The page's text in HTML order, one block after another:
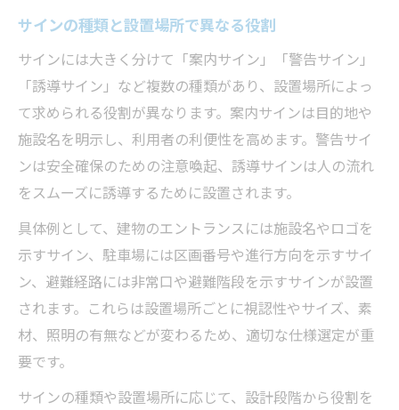
サイン工事の法定耐用年数と耐久性の基本
サインの耐用年数を考慮した工事計画のコ
サイン法定耐用年数の判定基準と実務例
サイン耐用年数を意識した維持管理の重要
性
サイン工事後の管理と耐用年数の関係性
サインの種類と設置場所で異なる役割
サインには大きく分けて「案内サイン」「警告サイン」
「誘導サイン」など複数の種類があり、設置場所によっ
て求められる役割が異なります。案内サインは目的地や
施設名を明示し、利用者の利便性を高めます。警告サイ
ンは安全確保のための注意喚起、誘導サインは人の流れ
をスムーズに誘導するために設置されます。
具体例として、建物のエントランスには施設名やロゴを
示すサイン、駐車場には区画番号や進行方向を示すサイ
ン、避難経路には非常口や避難階段を示すサインが設置
されます。これらは設置場所ごとに視認性やサイズ、素
材、照明の有無などが変わるため、適切な仕様選定が重
要です。
サインの種類や設置場所に応じて、設計段階から役割を